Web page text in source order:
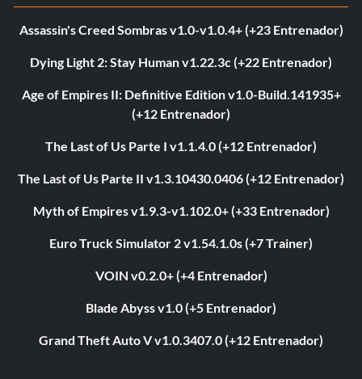
Assassin's Creed Sombras v1.0-v1.0.4+ (+23 Entrenador)
Dying Light 2: Stay Human v1.22.3c (+22 Entrenador)
Age of Empires II: Definitive Edition v1.0-Build.141935+
(+12 Entrenador)
The Last of Us Parte I v1.1.4.0 (+12 Entrenador)
The Last of Us Parte II v1.3.10430.0406 (+12 Entrenador)
Myth of Empires v1.9.3-v1.102.0+ (+33 Entrenador)
Euro Truck Simulator 2 v1.54.1.0s (+7 Trainer)
VOIN v0.2.0+ (+4 Entrenador)
Blade Abyss v1.0 (+5 Entrenador)
Grand Theft Auto V v1.0.3407.0 (+12 Entrenador)